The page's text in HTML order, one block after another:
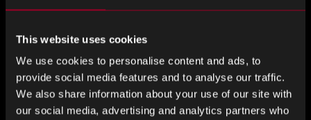
This website uses cookies
We use cookies to personalise content and ads, to
provide social media features and to analyse our traffic.
We also share information about your use of our site with
our social media, advertising and analytics partners who
みを含む非常に単純な単一レベルのドキュメントにする
のトラブルシューティング、または部品の交換には適さ
ないことがよくあります。このため、各サブ構成品目が
原材料に至るまで独自の子構成品目を持つマルチレベル
BOM が必要です。